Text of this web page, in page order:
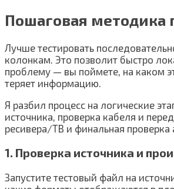
Пошаговая методика
Лучше тестировать
колонкам. Это позволит быстро
проблему — вы поймете, на каком
теряет информацию.
Я разбил процесс на логические
источника, проверка кабеля и
ресивера/ТВ и финальная проверка
1. Проверка источника и
Запустите тестовый файл на